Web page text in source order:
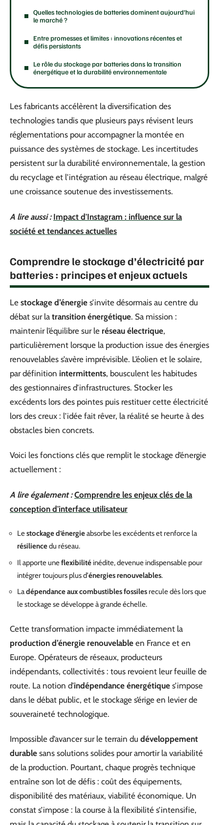
Quelles technologies de batteries dominent aujourd’hui
le marché ?
Entre promesses et limites : innovations récentes et
défis persistants
Le rôle du stockage par batteries dans la transition
énergétique et la durabilité environnementale
Les fabricants accélèrent la diversification des
technologies tandis que plusieurs pays révisent leurs
réglementations pour accompagner la montée en
puissance des systèmes de stockage. Les incertitudes
persistent sur la durabilité environnementale, la gestion
du recyclage et l’intégration au réseau électrique, malgré
une croissance soutenue des investissements.
A lire aussi : Impact d'Instagram : influence sur la
société et tendances actuelles
Comprendre le stockage d’électricité par
batteries : principes et enjeux actuels
Le stockage d’énergie s’invite désormais au centre du
débat sur la transition énergétique. Sa mission :
maintenir l’équilibre sur le réseau électrique,
particulièrement lorsque la production issue des énergies
renouvelables s’avère imprévisible. L’éolien et le solaire,
par définition intermittents, bousculent les habitudes
des gestionnaires d’infrastructures. Stocker les
excédents lors des pointes puis restituer cette électricité
lors des creux : l’idée fait rêver, la réalité se heurte à des
obstacles bien concrets.
Voici les fonctions clés que remplit le stockage d’énergie
actuellement :
A lire également : Comprendre les enjeux clés de la
conception d'interface utilisateur
Lestockage d’énergieabsorbe les excédents et renforce la
résiliencedu réseau.
Il apporte uneflexibilité inédite, devenue indispensable pour
intégrer toujours plus d’énergies renouvelables.
Ladépendance aux combustibles fossiles recule dès lors que
le stockage se développe à grande échelle.
Cette transformation impacte immédiatement la
production d’énergie renouvelable en France et en
Europe. Opérateurs de réseaux, producteurs
indépendants, collectivités : tous revoient leur feuille de
route. La notion d’indépendance énergétique s’impose
dans le débat public, et le stockage s’érige en levier de
souveraineté technologique.
Impossible d’avancer sur le terrain du développement
durable sans solutions solides pour amortir la variabilité
de la production. Pourtant, chaque progrès technique
entraîne son lot de défis : coût des équipements,
disponibilité des matériaux, viabilité économique. Un
constat s’impose : la course à la flexibilité s’intensifie,